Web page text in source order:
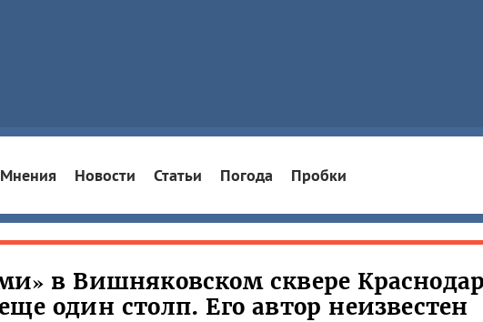
Мнения Новости Статьи Погода Пробки
в Вишняковском сквере
один столп. Его автор неизвестен